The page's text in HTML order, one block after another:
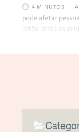
4 MINUTOS
pode afetar
estão entre os
contra a gripe é